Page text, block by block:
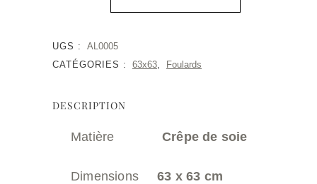
Poisson
Bleu
UGS :
AL0005
CATÉGORIES :
63x63, Foulards
DESCRIPTION
Matière Crêpe de soie
Dimensions 63 x 63 cm